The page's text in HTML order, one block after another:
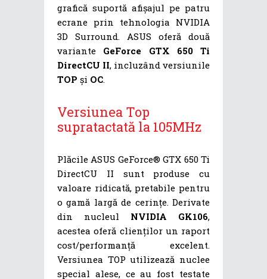
grafică suportă afișajul pe patru
ecrane prin tehnologia NVIDIA
3D Surround. ASUS oferă două
variante GeForce GTX 650 Ti
DirectCU II, incluzând versiunile
TOP și OC.
Versiunea Top
supratactată la 105MHz
Plăcile ASUS GeForce® GTX 650 Ti
DirectCU II sunt produse cu
valoare ridicată, pretabile pentru
o gamă largă de cerințe. Derivate
din nucleul NVIDIA GK106,
acestea oferă clienților un raport
cost/performanță excelent.
Versiunea TOP utilizează nuclee
special alese, ce au fost testate